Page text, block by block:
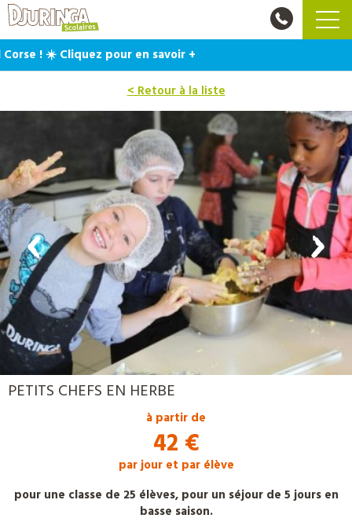
! ☀️ Cliquez pour en savoir +
< Retour à la liste
PROMO
PETITS CHEFS EN HERBE
à partir de
42 €
par jour et par élève
pour une classe de 25 élèves, pour un séjour de 5 jours en
basse saison.